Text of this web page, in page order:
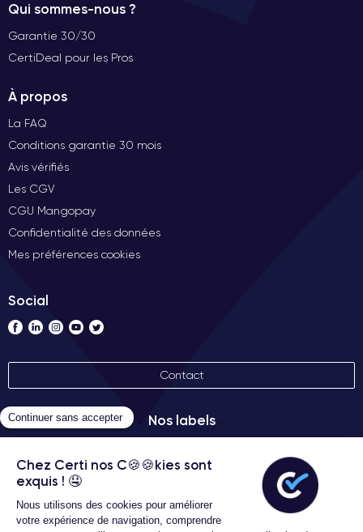
Qui sommes-nous ?
Garantie 30/30
CertiDeal pour les Pros
À propos
La FAQ
Conditions garantie 30 mois
Avis vérifiés
Les CGV
CGU Mangopay
Confidentialité des données
Mes préférences cookies
Social
Contact
Nos labels